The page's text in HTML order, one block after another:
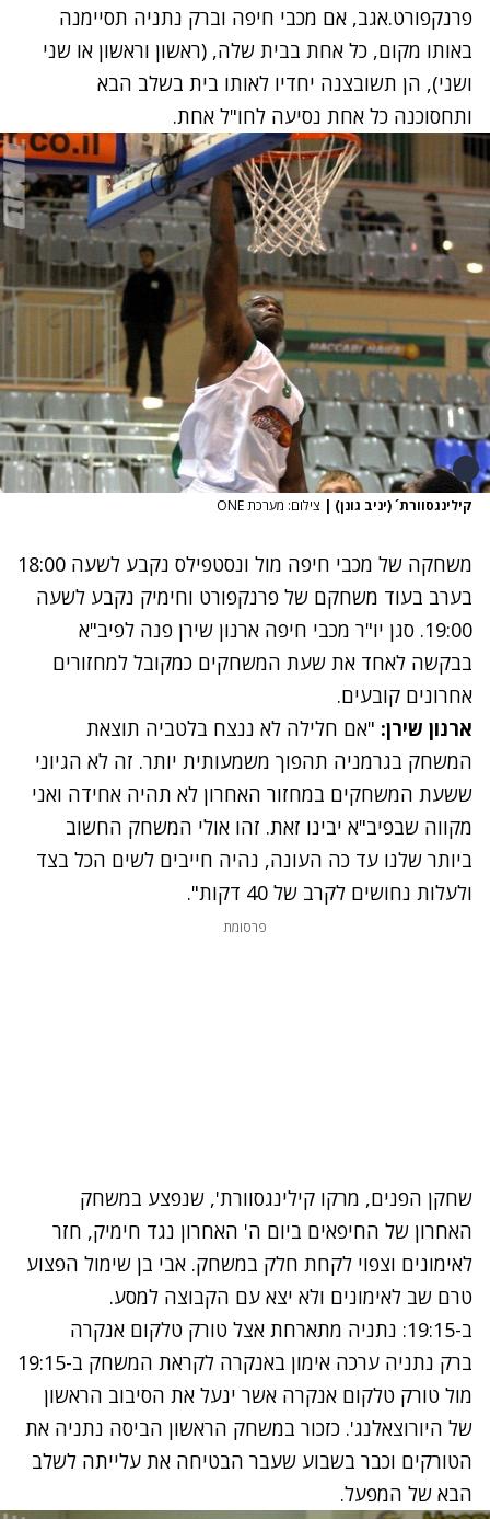
פרנקפורט.אגב, אם מכבי חיפה וברק נתניה תסיימנה
באותו מקום, כל אחת בבית שלה, (ראשון וראשון או שני
ושני), הן תשובצנה יחדיו לאותו בית בשלב הבא
ותחסוכנה כל אחת נסיעה לחו"ל אחת.
קילינגסוורת´ (יניב גונן) | צילום: מערכת ONE
משחקה של מכבי חיפה מול ונסטפילס נקבע לשעה 18:00
בערב בעוד משחקם של פרנקפורט וחימיק נקבע לשעה
19:00. סגן יו"ר מכבי חיפה ארנון שירן פנה לפיב"א
בבקשה לאחד את שעת המשחקים כמקובל למחזורים
אחרונים קובעים.
ארנון שירן: "אם חלילה לא ננצח בלטביה תוצאת
המשחק בגרמניה תהפוך משמעותית יותר. זה לא הגיוני
ששעת המשחקים במחזור האחרון לא תהיה אחידה ואני
מקווה שבפיב"א יבינו זאת. זהו אולי המשחק החשוב
ביותר שלנו עד כה העונה, נהיה חייבים לשים הכל בצד
ולעלות נחושים לקרב של 40 דקות".
פרסומת
שחקן הפנים, מרקו קילינגסוורת', שנפצע במשחק
האחרון של החיפאים ביום ה' האחרון נגד חימיק, חזר
לאימונים וצפוי לקחת חלק במשחק. אבי בן שימול הפצוע
טרם שב לאימונים ולא יצא עם הקבוצה למסע.
ב-19:15: נתניה מתארחת אצל טורק טלקום אנקרה
ברק נתניה ערכה אימון באנקרה לקראת המשחק ב-19:15
מול טורק טלקום אנקרה אשר ינעל את הסיבוב הראשון
של היורוצאלנג'. כזכור במשחק הראשון הביסה נתניה את
הטורקים וכבר בשבוע שעבר הבטיחה את עלייתה לשלב
הבא של המפעל.